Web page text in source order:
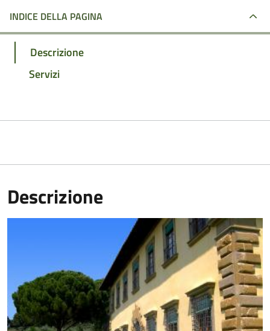
INDICE DELLA PAGINA
Descrizione
Servizi
Descrizione